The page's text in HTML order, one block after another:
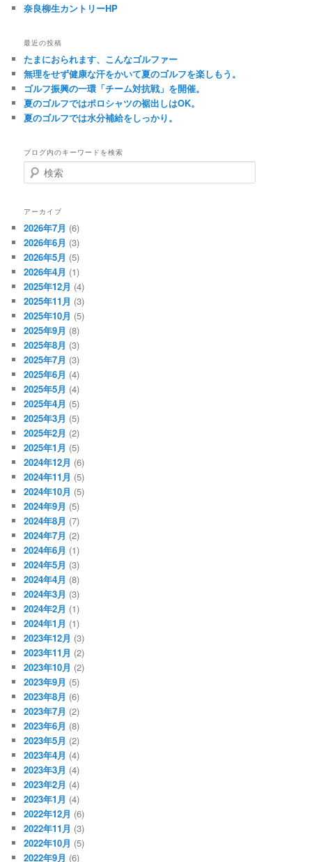
奈良柳生カントリーHP
最近の投稿
たまにおられます、こんなゴルファー
無理をせず健康な汗をかいて夏のゴルフを楽しもう。
ゴルフ振興の一環「チーム対抗戦」を開催。
夏のゴルフではポロシャツの裾出しはOK。
夏のゴルフでは水分補給をしっかり。
ブログ内のキーワードを検索
検
索
アーカイブ
2026年7月 (6)
2026年6月 (3)
2026年5月 (5)
2026年4月 (1)
2025年12月 (4)
2025年11月 (3)
2025年10月 (5)
2025年9月 (8)
2025年8月 (3)
2025年7月 (3)
2025年6月 (4)
2025年5月 (4)
2025年4月 (5)
2025年3月 (5)
2025年2月 (2)
2025年1月 (5)
2024年12月 (6)
2024年11月 (5)
2024年10月 (5)
2024年9月 (5)
2024年8月 (7)
2024年7月 (2)
2024年6月 (1)
2024年5月 (3)
2024年4月 (8)
2024年3月 (3)
2024年2月 (1)
2024年1月 (1)
2023年12月 (3)
2023年11月 (2)
2023年10月 (2)
2023年9月 (5)
2023年8月 (6)
2023年7月 (2)
2023年6月 (8)
2023年5月 (2)
2023年4月 (4)
2023年3月 (4)
2023年2月 (4)
2023年1月 (4)
2022年12月 (6)
2022年11月 (3)
2022年10月 (5)
2022年9月 (6)